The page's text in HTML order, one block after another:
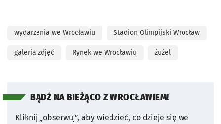
wydarzenia we Wrocławiu Stadion Olimpijski Wrocław
galeria zdjęć Rynek we Wrocławiu żużel
BĄDŹ NA BIEŻĄCO Z WROCŁAWIEM!
Kliknij „obserwuj”, aby wiedzieć, co dzieje się we